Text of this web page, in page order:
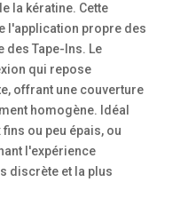
la kératine. Cette
l'application propre des
des Tape-Ins. Le
qui repose
offrant une couverture
homogène. Idéal
ou peu épais, ou
l'expérience
discrète et la plus